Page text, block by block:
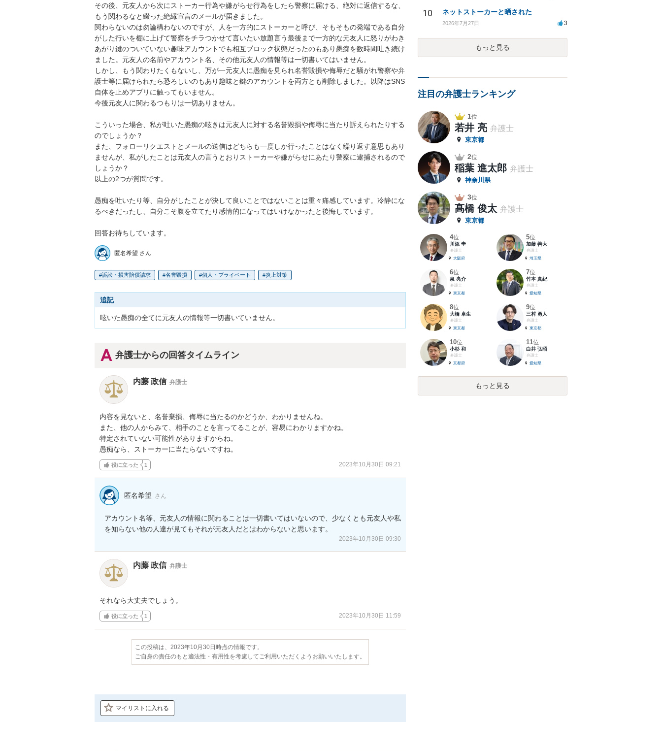
その後、元友人から次にストーカー行為や嫌がらせ行為をしたら警察に届ける、絶対に返信するな、
もう関わるなと綴った絶縁宣言のメールが届きました。
関わらないのは勿論構わないのですが、人を一方的にストーカーと呼び、そもそもの発端である自分
がした行いを棚に上げて警察をチラつかせて言いたい放題言う最後まで一方的な元友人に怒りがわき
あがり鍵のついていない趣味アカウントでも相互ブロック状態だったのもあり愚痴を数時間吐き続け
ました。元友人の名前やアカウント名、その他元友人の情報等は一切書いてはいません。
しかし、もう関わりたくもないし、万が一元友人に愚痴を見られ名誉毀損や侮辱だと騒がれ警察や弁
護士等に届けられたら恐ろしいのもあり趣味と鍵のアカウントを両方とも削除しました。以降はSNS
自体を止めアプリに触ってもいません。
今後元友人に関わるつもりは一切ありません。
こういった場合、私が吐いた愚痴の呟きは元友人に対する名誉毀損や侮辱に当たり訴えられたりする
のでしょうか？
また、フォローリクエストとメールの送信はどちらも一度しか行ったことはなく繰り返す意思もあり
ませんが、私がしたことは元友人の言うとおりストーカーや嫌がらせにあたり警察に逮捕されるので
しょうか？
以上の2つが質問です。
愚痴を吐いたり等、自分がしたことが決して良いことではないことは重々痛感しています。冷静にな
るべきだったし、自分こそ腹を立てたり感情的になってはいけなかったと後悔しています。
回答お待ちしています。
匿名希望 さん
訴訟・損害賠償請求 名誉毀損 個人・プライベート 炎上対策
追記
呟いた愚痴の全てに元友人の情報等一切書いていません。
弁護士からの回答タイムライン
内藤 政信 弁護士
内容を見ないと、名誉棄損、侮辱に当たるのかどうか、わかりませんね。
また、他の人からみて、相手のことを言ってることが、容易にわかりますかね。
特定されていない可能性がありますからね。
愚痴なら、ストーカーに当たらないですね。
役に立った 1 2023年10月30日 09:21
匿名希望 さん
アカウント名等、元友人の情報に関わることは一切書いてはいないので、少なくとも元友人や私
を知らない他の人達が見てもそれが元友人だとはわからないと思います。
2023年10月30日 09:30
内藤 政信 弁護士
それなら大丈夫でしょう。
役に立った 1 2023年10月30日 11:59
この投稿は、2023年10月30日時点の情報です。
ご自身の責任のもと適法性・有用性を考慮してご利用いただくようお願いいたします。
マイリストに入れる
10 ネットストーカーと晒された
2026年7月27日 3
もっと見る
注目の弁護士ランキング
1位
若井 亮 弁護士
東京都
2位
稲葉 進太郎 弁護士
神奈川県
3位
髙橋 俊太 弁護士
東京都
4位
川添 圭
弁護士
大阪府
5位
加藤 善大
弁護士
埼玉県
6位
泉 亮介
弁護士
東京都
7位
竹本 真紀
弁護士
愛知県
8位
大橋 卓生
弁護士
東京都
9位
三村 勇人
弁護士
東京都
10位
小杉 和
弁護士
京都府
11位
白井 弘昭
弁護士
愛知県
もっと見る